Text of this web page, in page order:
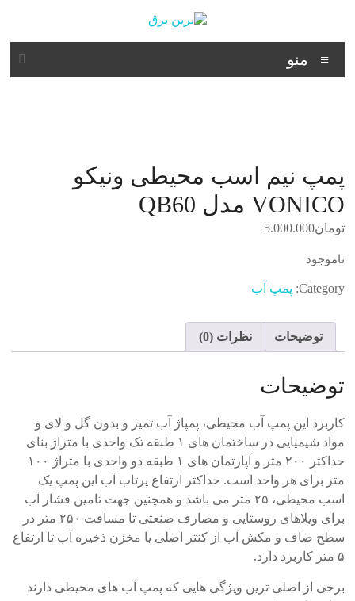
محتوا
برین
برق
منو
پمپ نیم اسب محیطی ونیکو
VONICO مدل QB60
تومان5.000.000
ناموجود
Category: پمپ آب
توضیحات نظرات (0)
توضیحات
کاربرد این پمپ آب محیطی، پمپاژ آب تمیز و بدون گل و لای و
مواد شیمیایی در ساختمان های ۱ طبقه تک واحدی با متراژ بنای
حداکثر ۲۰۰ متر و آپارتمان های ۱ طبقه دو واحدی با متراژ ۱۰۰
متر برای هر واحد است. حداکثر ارتفاع پرتاب آب این پمپ یک
اسب محیطی، ۲۵ متر می باشد و همچنین جهت تامین فشار آب
برای ویلاهای روستایی و مصارف صنعتی تا مسافت ۲۵۰ متر در
سطح صاف و مکش آب از کنتر اصلی یا مخزن ذخیره آب تا ارتفاع
۵ متر کاربرد دارد.
برخی از اصلی ترین ویژگی هایی که پمپ آب های محیطی دارند